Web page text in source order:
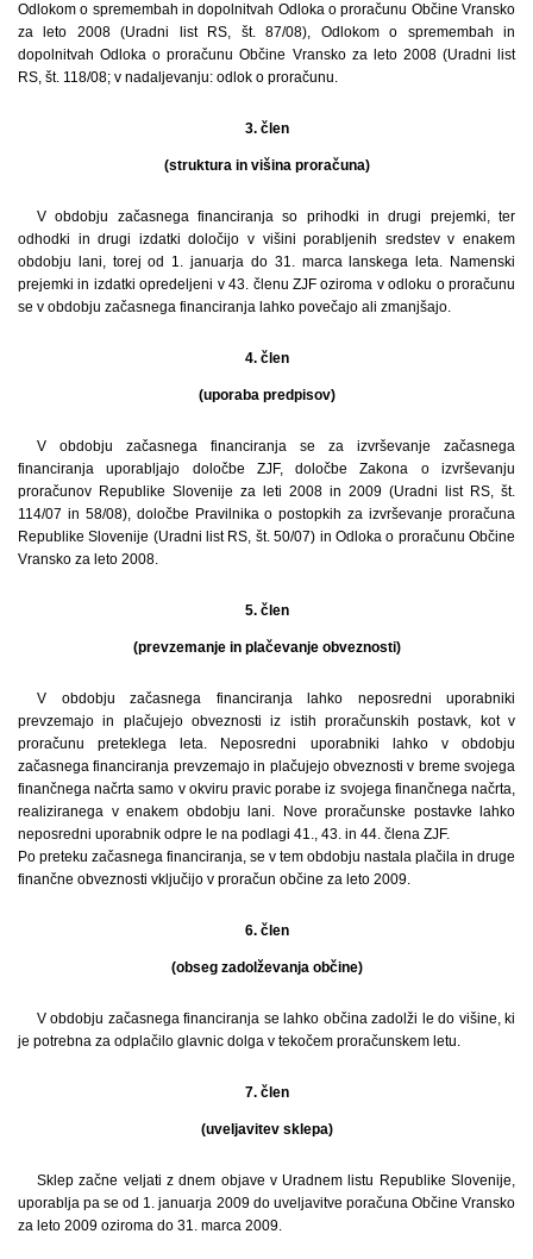
Odlokom o spremembah in dopolnitvah Odloka o proračunu Občine Vransko
za leto 2008 (Uradni list RS, št. 87/08), Odlokom o spremembah in
dopolnitvah Odloka o proračunu Občine Vransko za leto 2008 (Uradni list
RS, št. 118/08; v nadaljevanju: odlok o proračunu.
3. člen
(struktura in višina proračuna)
V obdobju začasnega financiranja so prihodki in drugi prejemki, ter
odhodki in drugi izdatki določijo v višini porabljenih sredstev v enakem
obdobju lani, torej od 1. januarja do 31. marca lanskega leta. Namenski
prejemki in izdatki opredeljeni v 43. členu ZJF oziroma v odloku o proračunu
se v obdobju začasnega financiranja lahko povečajo ali zmanjšajo.
4. člen
(uporaba predpisov)
V obdobju začasnega financiranja se za izvrševanje začasnega
financiranja uporabljajo določbe ZJF, določbe Zakona o izvrševanju
proračunov Republike Slovenije za leti 2008 in 2009 (Uradni list RS, št.
114/07 in 58/08), določbe Pravilnika o postopkih za izvrševanje proračuna
Republike Slovenije (Uradni list RS, št. 50/07) in Odloka o proračunu Občine
Vransko za leto 2008.
5. člen
(prevzemanje in plačevanje obveznosti)
V obdobju začasnega financiranja lahko neposredni uporabniki
prevzemajo in plačujejo obveznosti iz istih proračunskih postavk, kot v
proračunu preteklega leta. Neposredni uporabniki lahko v obdobju
začasnega financiranja prevzemajo in plačujejo obveznosti v breme svojega
finančnega načrta samo v okviru pravic porabe iz svojega finančnega načrta,
realiziranega v enakem obdobju lani. Nove proračunske postavke lahko
neposredni uporabnik odpre le na podlagi 41., 43. in 44. člena ZJF.
Po preteku začasnega financiranja, se v tem obdobju nastala plačila in druge
finančne obveznosti vključijo v proračun občine za leto 2009.
6. člen
(obseg zadolževanja občine)
V obdobju začasnega financiranja se lahko občina zadolži le do višine, ki
je potrebna za odplačilo glavnic dolga v tekočem proračunskem letu.
7. člen
(uveljavitev sklepa)
Sklep začne veljati z dnem objave v Uradnem listu Republike Slovenije,
uporablja pa se od 1. januarja 2009 do uveljavitve poračuna Občine Vransko
za leto 2009 oziroma do 31. marca 2009.